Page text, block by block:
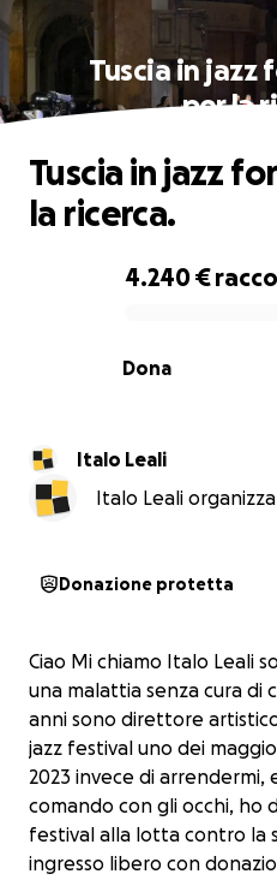
Tuscia in jazz
per la
0% complete
4.240 €
Dona
Tuscia in jazz
la ricerca.
Italo Leali
Italo Leali
Donazione protetta
Ciao Mi chiamo Italo Leali
una malattia senza cura di
anni sono direttore
jazz festival uno dei
2023 invece di
comando con gli occhi, ho
festival alla lotta contro la
ingresso libero con